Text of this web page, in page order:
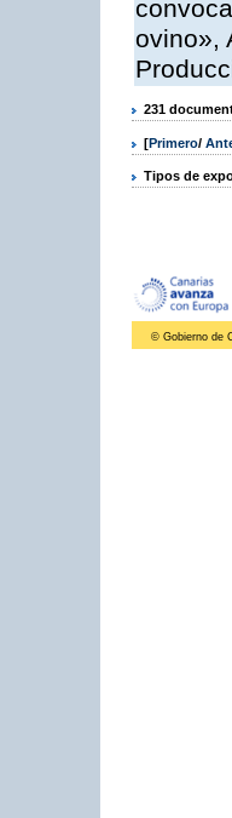
ovino»,
231
[Primero/
Tipos de
© Gobierno de